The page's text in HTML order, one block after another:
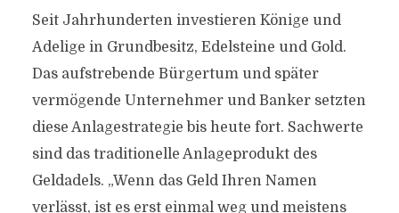
Seit Jahrhunderten investieren Könige und
Adelige in Grundbesitz, Edelsteine und Gold.
Das aufstrebende Bürgertum und später
vermögende Unternehmer und Banker setzten
diese Anlagestrategie bis heute fort. Sachwerte
sind das traditionelle Anlageprodukt des
Geldadels. „Wenn das Geld Ihren Namen
verlässt, ist es erst einmal weg und meistens